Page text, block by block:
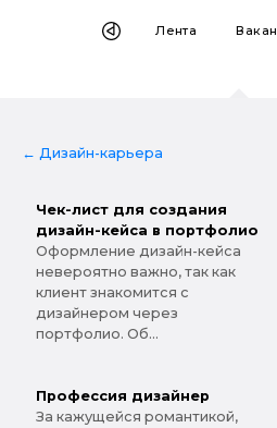
Лента
← Дизайн-карьера
Чек-лист для создания
дизайн-кейса в портфолио
Оформление дизайн-кейса
невероятно важно, так как
клиент знакомится с
дизайнером через
портфолио. Об...
Профессия дизайнер
За кажущейся романтикой,